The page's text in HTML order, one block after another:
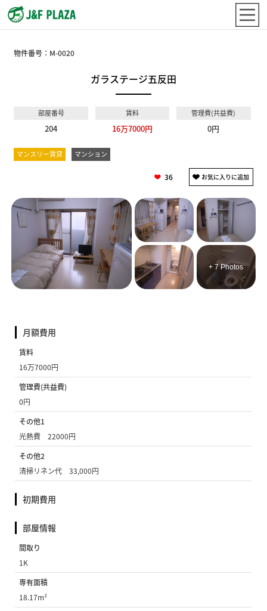
物件番号： M-0020
ガラステージ五反田
部屋番号
204
賃料
16万7000円
管理費(共益費)
0円
マンスリー賃貸 マンション
36
+ 7 Photos
月額費用
賃料
16万7000円
管理費(共益費)
0円
その他1
光熱費 22000円
その他2
清掃リネン代 33,000円
初期費用
部屋情報
間取り
1K
専有面積
18.17m²